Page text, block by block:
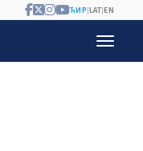
ЋИР|LAT|EN